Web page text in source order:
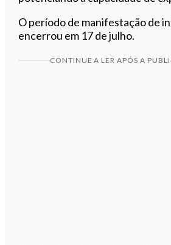
O período de manifestação de
encerrou em 17 de julho.
CONTINUE A LER APÓS A